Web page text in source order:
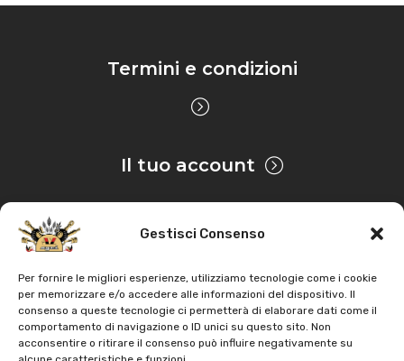
Gestisci Consenso
Per fornire le migliori esperienze, utilizziamo tecnologie come i cookie
per memorizzare e/o accedere alle informazioni del dispositivo. Il
consenso a queste tecnologie ci permetterà di elaborare dati come il
comportamento di navigazione o ID unici su questo sito. Non
acconsentire o ritirare il consenso può influire negativamente su
Termini e condizioni
Il tuo account
Privacy & Cookie
CopyrightAZ Agri. Tutti i diritti servati |Assistenza |
Contatti